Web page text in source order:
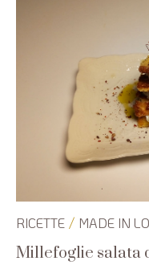
RICETTE / MADE IN
Millefoglie salata